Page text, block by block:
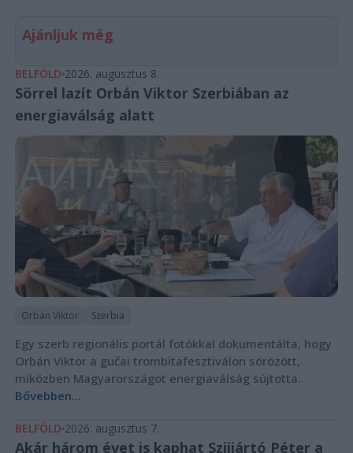
Ajánljuk még
BELFÖLD 2026. augusztus 8.
Sörrel lazít Orbán Viktor Szerbiában az
energiaválság alatt
Orbán Viktor Szerbia
Egy szerb regionális portál fotókkal dokumentálta, hogy
Orbán Viktor a gučai trombitafesztiválon sörözött,
miközben Magyarországot energiaválság sújtotta.
Bővebben...
BELFÖLD 2026. augusztus 7.
Akár három évet is kaphat Szijjártó Péter a